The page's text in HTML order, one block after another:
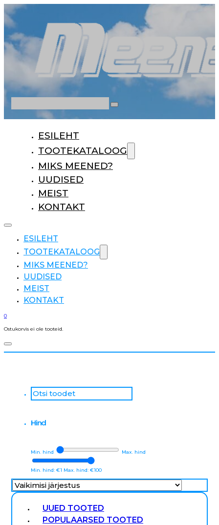
ESILEHT
TOOTEKATALOOG
MIKS MEENED?
UUDISED
MEIST
KONTAKT
ESILEHT
TOOTEKATALOOG
MIKS MEENED?
UUDISED
MEIST
KONTAKT
0
Ostukorvis ei ole tooteid.
Otsi
Hind
Min. hind Max. hind
Min. hind: €1 Max. hind: €100
UUED TOOTED
POPULAARSED TOOTED